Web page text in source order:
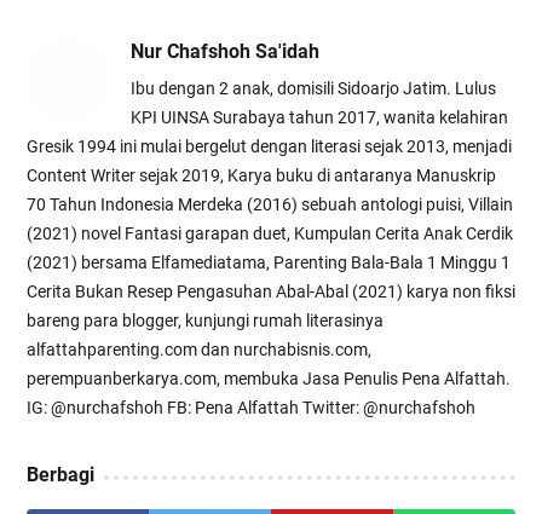
Nur Chafshoh Sa'idah
Ibu dengan 2 anak, domisili Sidoarjo Jatim. Lulus
KPI UINSA Surabaya tahun 2017, wanita kelahiran
Gresik 1994 ini mulai bergelut dengan literasi sejak 2013, menjadi
Content Writer sejak 2019, Karya buku di antaranya Manuskrip
70 Tahun Indonesia Merdeka (2016) sebuah antologi puisi, Villain
(2021) novel Fantasi garapan duet, Kumpulan Cerita Anak Cerdik
(2021) bersama Elfamediatama, Parenting Bala-Bala 1 Minggu 1
Cerita Bukan Resep Pengasuhan Abal-Abal (2021) karya non fiksi
bareng para blogger, kunjungi rumah literasinya
alfattahparenting.com dan nurchabisnis.com,
perempuanberkarya.com, membuka Jasa Penulis Pena Alfattah.
IG: @nurchafshoh FB: Pena Alfattah Twitter: @nurchafshoh
Berbagi